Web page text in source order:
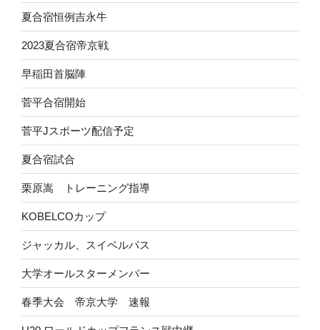
夏合宿恒例吉永牛
2023夏合宿帝京戦
早稲田首脳陣
菅平合宿開始
菅平Jスポーツ配信予定
夏合宿試合
栗原嵩 トレーニング指導
KOBELCOカップ
ジャッカル、スイベルパス
大学オールスターメンバー
春季大会 帝京大学 速報